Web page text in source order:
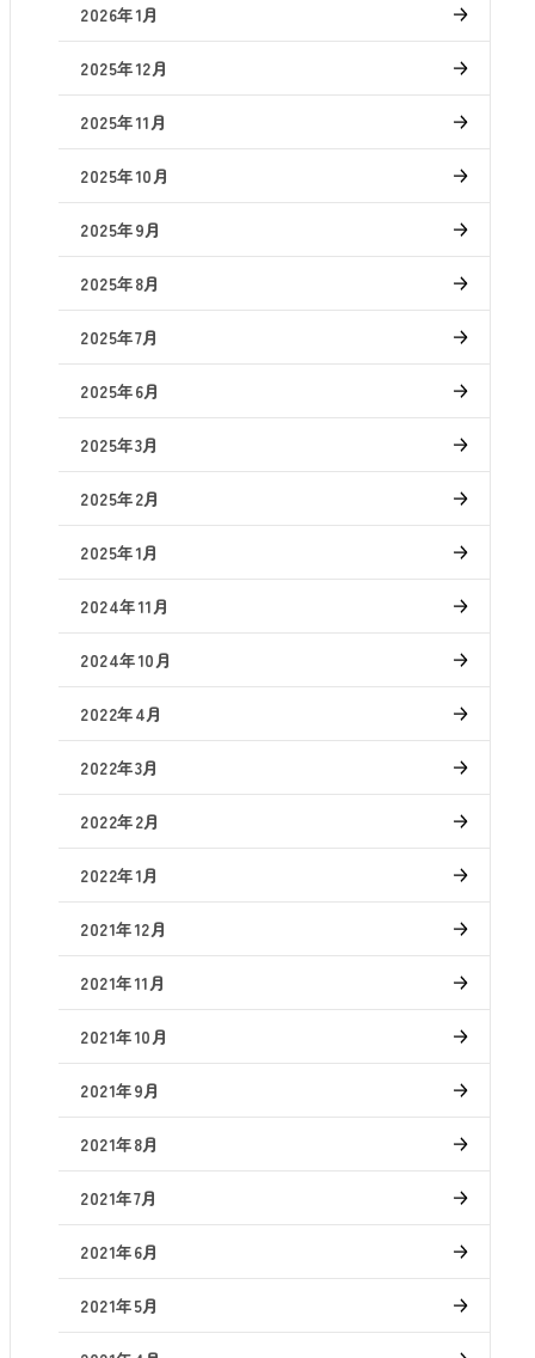
2026年1月
2025年12月
2025年11月
2025年10月
2025年9月
2025年8月
2025年7月
2025年6月
2025年3月
2025年2月
2025年1月
2024年11月
2024年10月
2022年4月
2022年3月
2022年2月
2022年1月
2021年12月
2021年11月
2021年10月
2021年9月
2021年8月
2021年7月
2021年6月
2021年5月